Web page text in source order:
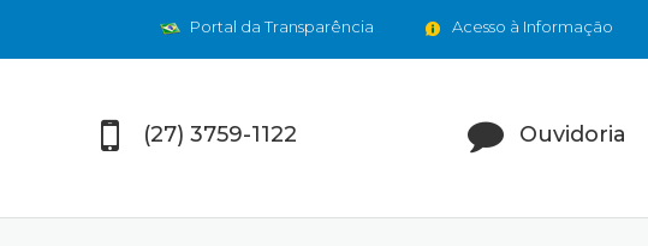
Acesso à Informação
Portal da Transparência
(27) 3759-1122 Ouvidoria